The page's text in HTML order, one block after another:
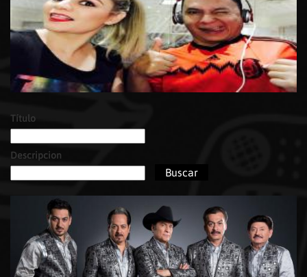
Título
Descripcion